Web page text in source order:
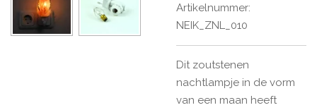
Artikelnummer:
NEIK_ZNL_010
Dit zoutstenen
nachtlampje in de vorm
van een maan heeft